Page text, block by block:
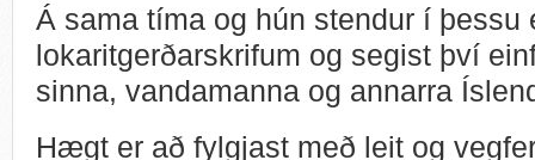
Á sama tíma og hún stendur í þessu
lokaritgerðarskrifum og segist því
sinna, vandamanna og annarra
Hægt er að fylgjast með leit og